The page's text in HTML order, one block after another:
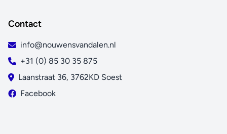
Contact
info@nouwensvandalen.nl
+31 (0) 85 30 35 875
Laanstraat 36, 3762KD Soest
Facebook